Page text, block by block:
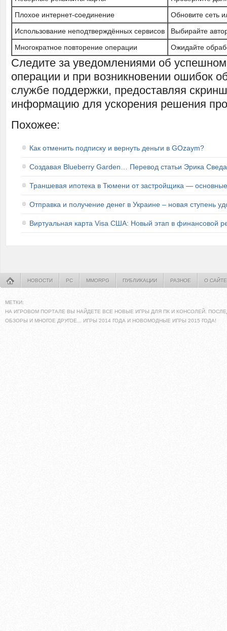
Плохое интернет-соединение
Обновите сеть
Использование неподтверждённых сервисов
Выбирайте
Многократное повторение операции
Ожидайте
Следите за уведомлениями об
операции и при возникновении ошибок
службе поддержки, предоставляя
информацию для ускорения решения
Похожее:
Как отменить подписку и вернуть деньги в GOzaym?
Создавая Blueberry Garden… Перевод статьи Эрика
Траншевая ипотека в Тюмени от застройщика —
Отправка и получение денег в Украине – новая ступень
Виртуальная карта Visa США: Новый этап в финансовой
НОВОСТИ PC MMORPG ПУБЛИКАЦИИ РАЗНОЕ О САЙТЕ
МЕТКИ:
НА ИГРОВОМ ПОРТАЛЕ ВЫ НАЙДЕТЕ ВСЕ НОВЫЕ ИГРЫ ДЛЯ ПК И КОНСОЛЕЙ.
ОБЗОРЫ И МНОГОЕ ДРУГОЕ... ИГРЫ 2014 ГОДА И НОВОМОДНЫЕ ИГРЫ 2015 ГОДА!